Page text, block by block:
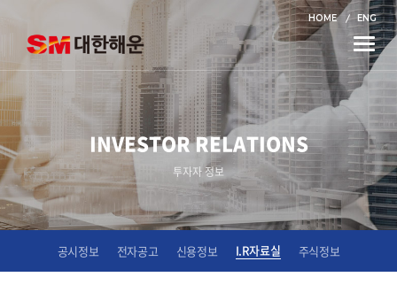
HOME ENG
Toggle
INVESTOR RELATIONS
투자자 정보
공시정보 전자공고 신용정보 I.R자료실 주식정보